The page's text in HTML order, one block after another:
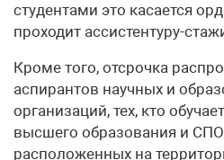
студентами это касается
проходит ассистентуру-
Кроме того, отсрочка
аспирантов научных и
организаций, тех, кто
высшего образования и СПО
расположенных на